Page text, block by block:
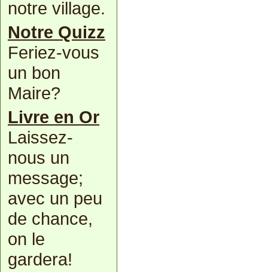
notre village.
Notre Quizz
Feriez-vous
un bon
Maire?
Livre en Or
Laissez-
nous un
message;
avec un peu
de chance,
on le
gardera!